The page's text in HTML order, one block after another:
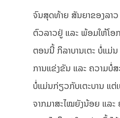
ຈົນສຸດທ້າຍ ສັນຍາຂອງລາ
ຕົວລາວຢູ່ ແລະ ພ້ອມໃຫ້ໂ
ຕອນນີ້ ກິລາບານເຕະ ບໍ່ແມ່
ການແຂ່ງຂັນ ແລະ ຄວາມບໍ່
ບໍ່ແມ່ນກ່ຽວກັບເຕະບານ ແ
ຈາກມາສະໄໝຍັງນ້ອຍ ແລ